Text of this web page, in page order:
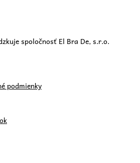
spoločnosť El Bra De, s.r.o.
podmienky